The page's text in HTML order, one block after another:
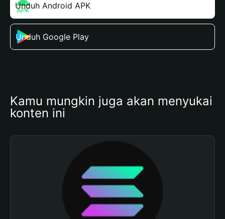
Unduh Android APK
Unduh Google Play
Kamu mungkin juga akan menyukai
konten ini